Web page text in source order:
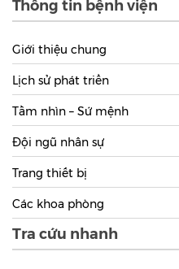
Phẫu thuật CLEAR không vạt,
Thông tin bệnh viện
Giới thiệu chung
Lịch sử phát triển
Tầm nhìn – Sứ mệnh
Đội ngũ nhân sự
Trang thiết bị